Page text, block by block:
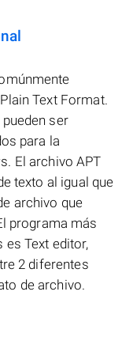
Text Format.
ser
para la
El archivo APT
texto al igual que
archivo que
programa más
es Text editor,
2 diferentes
de archivo.